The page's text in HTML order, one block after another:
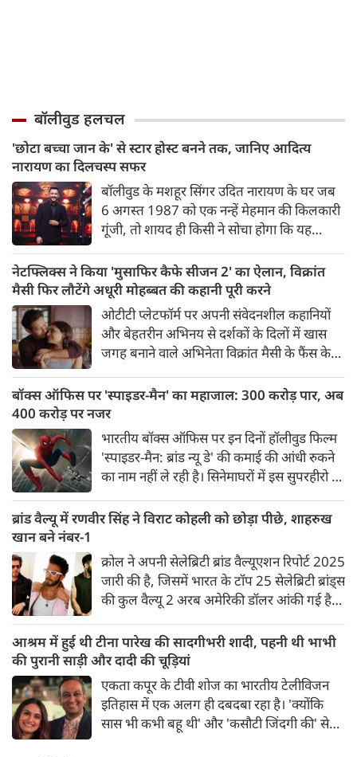
बॉलीवुड हलचल
'छोटा बच्चा जान के' से स्टार होस्ट बनने तक, जानिए आदित्य
नारायण का दिलचस्प सफर
बॉलीवुड के मशहूर सिंगर उदित नारायण के घर जब
6 अगस्त 1987 को एक नन्हें मेहमान की किलकारी
गूंजी, तो शायद ही किसी ने सोचा होगा कि यह
उम्र के दर्शकों का दिल जीत लेगा। हम बात कर रहे हैं
जाने-माने सिंगर, एक्टर और टीवी के सबसे चहेते
होस्ट आदित्य नारायण की।
नेटफ्लिक्स ने किया 'मुसाफिर कैफे सीजन 2' का ऐलान, विक्रांत
मैसी फिर लौटेंगे अधूरी मोहब्बत की कहानी पूरी करने
ओटीटी प्लेटफॉर्म पर अपनी संवेदनशील कहानियों
और बेहतरीन अभिनय से दर्शकों के दिलों में खास
जगह बनाने वाले अभिनेता विक्रांत मैसी के फैंस के
नेटफ्लिक्स की लोकप्रिय रोमांटिक वेब सीरीज
'मुसाफिर कैफे' के दूसरे सीजन की आधिकारिक पुष्टि
कर दी गई है।
बॉक्स ऑफिस पर 'स्पाइडर-मैन' का महाजाल: 300 करोड़ पार, अब
400 करोड़ पर नजर
भारतीय बॉक्स ऑफिस पर इन दिनों हॉलीवुड फिल्म
'स्पाइडर-मैन: ब्रांड न्यू डे' की कमाई की आंधी रुकने
का नाम नहीं ले रही है। सिनेमाघरों में इस सुपरहीरो ने
आ रहे हैं। अपने ऐतिहासिक एक्सटेंडेड वीकेंड के
फिल्म का शानदार प्रदर्शन जारी है।
ब्रांड वैल्यू में रणवीर सिंह ने विराट कोहली को छोड़ा पीछे, शाहरुख
खान बने नंबर-1
क्रोल ने अपनी सेलेब्रिटी ब्रांड वैल्यूएशन रिपोर्ट 2025
जारी की है, जिसमें भारत के टॉप 25 सेलेब्रिटी ब्रांड्स
की कुल वैल्यू 2 अरब अमेरिकी डॉलर आंकी गई है।
रिपोर्ट के मुताबिक, इस लिस्ट में 13 पुरुष और 12
महिला सेलेब्रिटीज शामिल हैं। उनकी ब्रांड वैल्यू का
आकलन उनके ब्रांड एंडोर्समेंट पोर्टफोलियो और
सोशल मीडिया पर उनकी मौजूदगी के आधार पर
किया गया है।
आश्रम में हुई थी टीना पारेख की सादगीभरी शादी, पहनी थी भाभी
की पुरानी साड़ी और दादी की चूड़ियां
एकता कपूर के टीवी शोज का भारतीय टेलीविजन
इतिहास में एक अलग ही दबदबा रहा है। 'क्योंकि
सास भी कभी बहू थी' और 'कसौटी जिंदगी की' से